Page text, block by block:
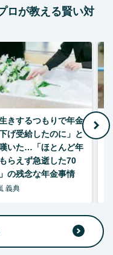
ロが教える賢い対
生きするつもりで年金
げ受給したのに」と
いた…「ほとんど年
らえず急逝した70
の残念な年金事情
義典